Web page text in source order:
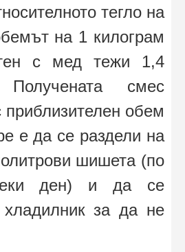
тегло на
на 1 килограм
с мед тежи 1,4
Получената смес
обем
е да се раздели на
шишета (по
ден) и да се
за да не